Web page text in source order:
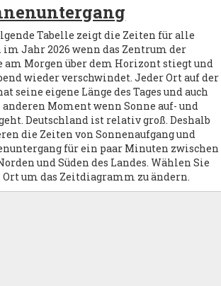
Tabelle zeigt die Zeiten für alle
im Jahr 2026 wenn das Zentrum der
am Morgen über dem Horizont stiegt und
wieder verschwindet. Jeder Ort auf der
seine eigene Länge des Tages und auch
Moment wenn Sonne auf- und
Deutschland ist relativ groß. Deshalb
die Zeiten von Sonnenaufgang und
für ein paar Minuten zwischen
und Süden des Landes. Wählen Sie
um das Zeitdiagramm zu ändern.